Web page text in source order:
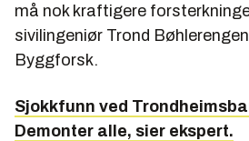
må nok kraftigere
sivilingeniør Trond
Byggforsk.
Sjokkfunn ved
Demonter alle, sier ekspert.